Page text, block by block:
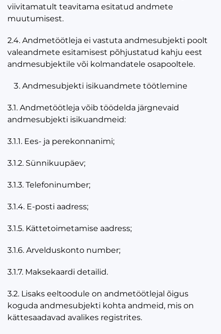
viivitamatult teavitama esitatud andmete
muutumisest.
2.4. Andmetöötleja ei vastuta andmesubjekti poolt
valeandmete esitamisest põhjustatud kahju eest
andmesubjektile või kolmandatele osapooltele.
Andmesubjekti isikuandmete töötlemine
3.1. Andmetöötleja võib töödelda järgnevaid
andmesubjekti isikuandmeid:
3.1.1. Ees- ja perekonnanimi;
3.1.2. Sünnikuupäev;
3.1.3. Telefoninumber;
3.1.4. E-posti aadress;
3.1.5. Kättetoimetamise aadress;
3.1.6. Arvelduskonto number;
3.1.7. Maksekaardi detailid.
3.2. Lisaks eeltoodule on andmetöötlejal õigus
koguda andmesubjekti kohta andmeid, mis on
kättesaadavad avalikes registrites.